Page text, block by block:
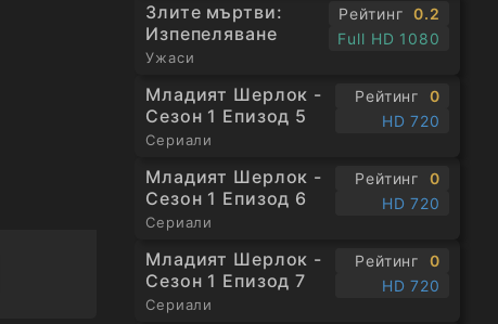
Злите мъртви:
Изпепеляване
Ужаси
Рейтинг
0.2
Full HD 1080
Младият Шерлок -
Сезон 1 Епизод 5
Сериали
Рейтинг
0
HD 720
Младият Шерлок -
Сезон 1 Епизод 6
Сериали
Рейтинг
0
HD 720
Младият Шерлок -
Сезон 1 Епизод 7
Сериали
Рейтинг
0
HD 720